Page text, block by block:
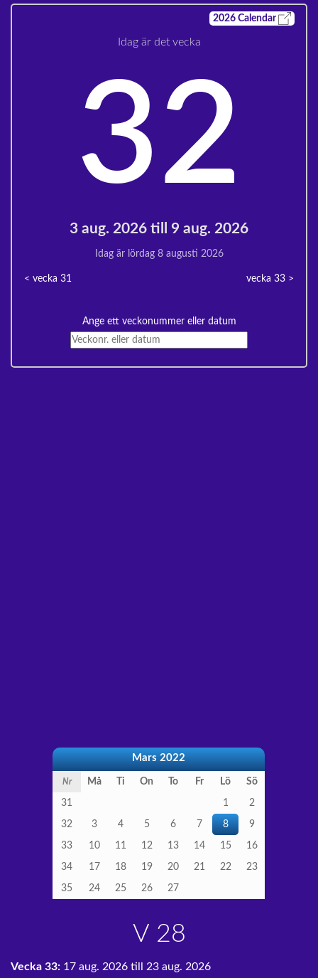
2026 Calendar
Idag är det vecka
32
3 aug. 2026 till 9 aug. 2026
Idag är lördag 8 augusti 2026
< vecka31 vecka 33>
Ange ett veckonummer eller datum
Mars 2022
Nr Må Ti On To Fr Lö Sö
31 1 2
32 3 4 5 6 7 8 9
33 10 11 12 13 14 15 16
34 17 18 19 20 21 22 23
35 24 25 26 27
V 28
Vecka 33: 17 aug. 2026 till 23 aug. 2026